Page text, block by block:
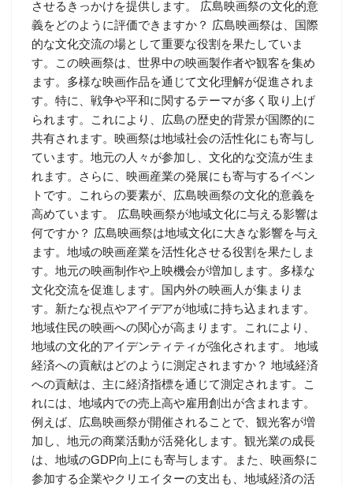
させるきっかけを提供します。 広島映画祭の文化的意
義をどのように評価できますか？ 広島映画祭は、国際
的な文化交流の場として重要な役割を果たしていま
す。この映画祭は、世界中の映画製作者や観客を集め
ます。多様な映画作品を通じて文化理解が促進されま
す。特に、戦争や平和に関するテーマが多く取り上げ
られます。これにより、広島の歴史的背景が国際的に
共有されます。映画祭は地域社会の活性化にも寄与し
ています。地元の人々が参加し、文化的な交流が生ま
れます。さらに、映画産業の発展にも寄与するイベン
トです。これらの要素が、広島映画祭の文化的意義を
高めています。 広島映画祭が地域文化に与える影響は
何ですか？ 広島映画祭は地域文化に大きな影響を与え
ます。地域の映画産業を活性化させる役割を果たしま
す。地元の映画制作や上映機会が増加します。多様な
文化交流を促進します。国内外の映画人が集まりま
す。新たな視点やアイデアが地域に持ち込まれます。
地域住民の映画への関心が高まります。これにより、
地域の文化的アイデンティティが強化されます。 地域
経済への貢献はどのように測定されますか？ 地域経済
への貢献は、主に経済指標を通じて測定されます。こ
れには、地域内での売上高や雇用創出が含まれます。
例えば、広島映画祭が開催されることで、観光客が増
加し、地元の商業活動が活発化します。観光業の成長
は、地域のGDP向上にも寄与します。また、映画祭に
参加する企業やクリエイターの支出も、地域経済の活